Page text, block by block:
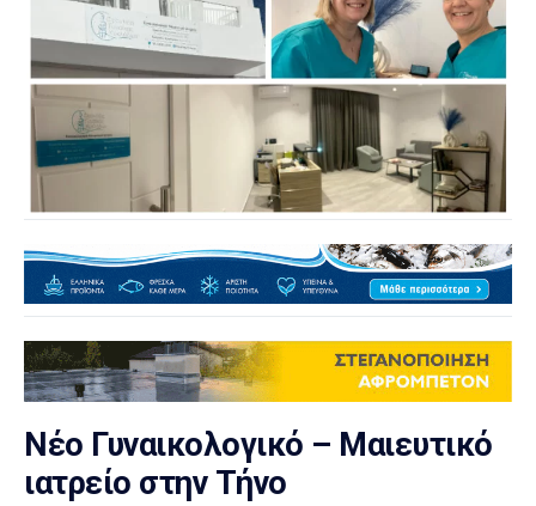
Νέο Γυναικολογικό – Μαιευτικό
ιατρείο στην Τήνο